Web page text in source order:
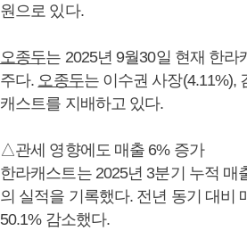
원으로 있다.
오종두는 2025년 9월30일 현재 한
주다. 오종두는 이수권 사장(4.11%),
캐스트를 지배하고 있다.
△관세 영향에도 매출 6% 증가
한라캐스트는 2025년 3분기 누적 매
의 실적을 기록했다. 전년 동기 대비
50.1% 감소했다.